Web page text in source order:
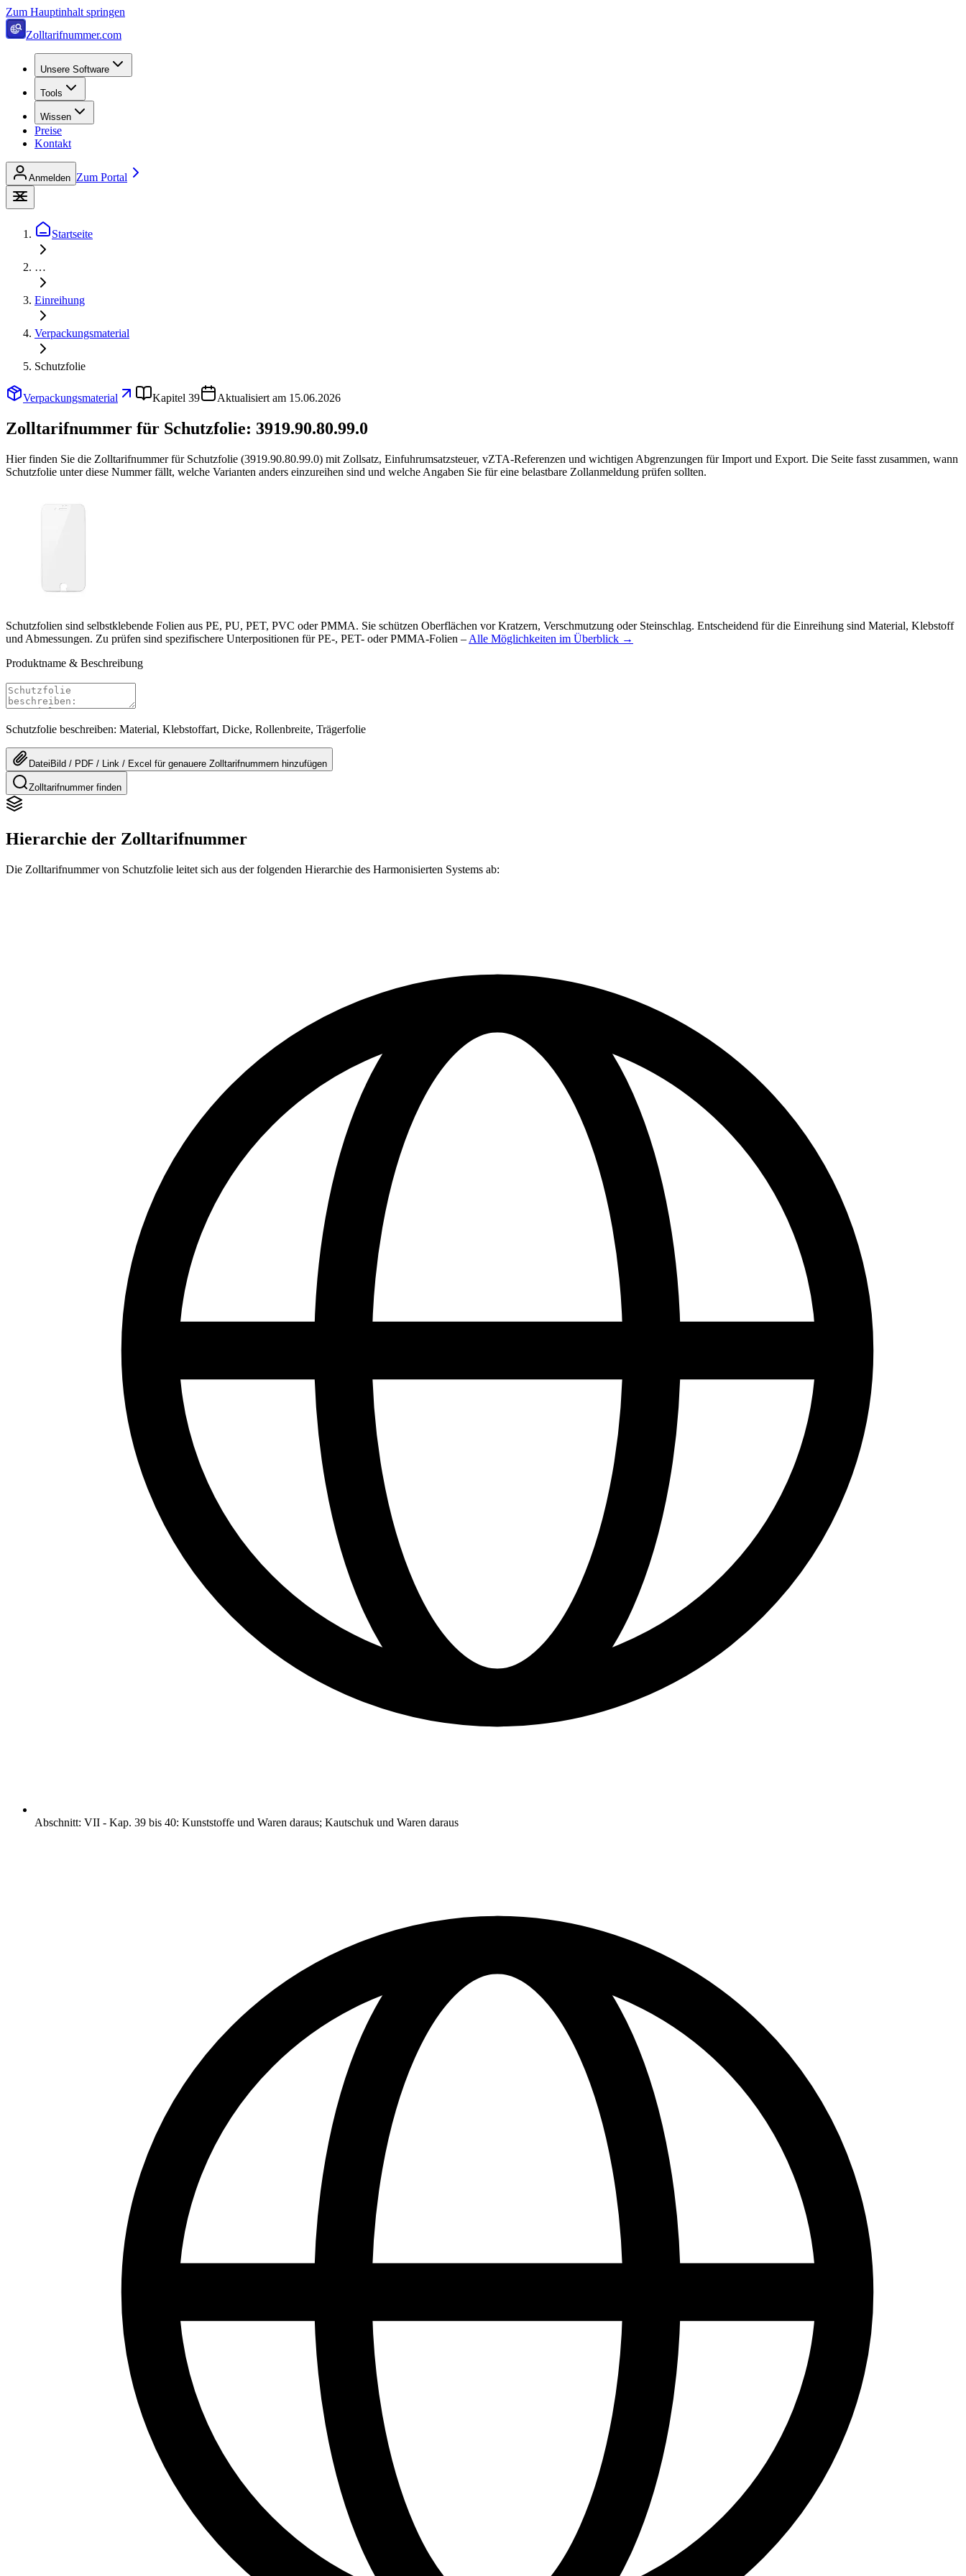
Zum Hauptinhalt springen
Zolltarifnummer.com
Unsere Software
Tools
Wissen
Preise
Kontakt
Anmelden Zum Portal
Startseite
…
Einreihung
Verpackungsmaterial
Schutzfolie
Verpackungsmaterial Kapitel 39 Aktualisiert am 15.06.2026
Zolltarifnummer für Schutzfolie: 3919.90.80.99.0
Hier finden Sie die Zolltarifnummer für Schutzfolie (3919.90.80.99.0) mit Zollsatz, Einfuhrumsatzsteuer, vZTA-Referenzen und wichtigen Abgrenzungen für Import und Export. Die Seite fasst zusammen, wann
Schutzfolie unter diese Nummer fällt, welche Varianten anders einzureihen sind und welche Angaben Sie für eine belastbare Zollanmeldung prüfen sollten.
Schutzfolien sind selbstklebende Folien aus PE, PU, PET, PVC oder PMMA. Sie schützen Oberflächen vor Kratzern, Verschmutzung oder Steinschlag. Entscheidend für die Einreihung sind Material, Klebstoff
und Abmessungen. Zu prüfen sind spezifischere Unterpositionen für PE-, PET- oder PMMA-Folien – Alle Möglichkeiten im Überblick →
Produktname & Beschreibung
Schutzfolie beschreiben: Material, Klebstoffart, Dicke, Rollenbreite, Trägerfolie
Datei Bild / PDF / Link / Excel für genauere Zolltarifnummern hinzufügen
Zolltarifnummer finden
Hierarchie der Zolltarifnummer
Die Zolltarifnummer von Schutzfolie leitet sich aus der folgenden Hierarchie des Harmonisierten Systems ab:
Abschnitt: VII - Kap. 39 bis 40: Kunststoffe und Waren daraus; Kautschuk und Waren daraus